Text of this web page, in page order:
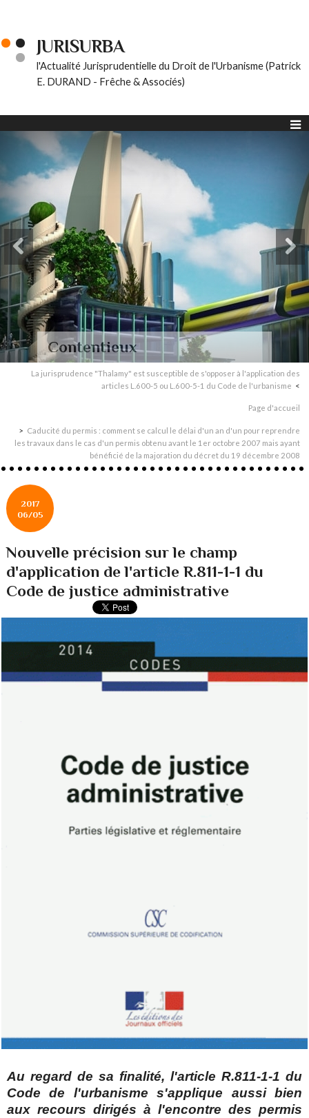
JURISURBA
l'Actualité Jurisprudentielle du Droit de l'Urbanisme (Patrick
E. DURAND - Frêche & Associés)
Contentieux
La jurisprudence "Thalamy" est susceptible de s'opposer à l'application des
articles L.600-5 ou L.600-5-1 du Code de l'urbanisme
Page d'accueil
Caducité du permis : comment se calcul le délai d'un an d'un pour reprendre
les travaux dans le cas d'un permis obtenu avant le 1er octobre 2007 mais ayant
bénéficié de la majoration du décret du 19 décembre 2008
2017
06/05
Nouvelle précision sur le champ
d'application de l'article R.811-1-1 du
Code de justice administrative
Au regard de sa finalité, l'article R.811-1-1 du
Code de l'urbanisme s'applique aussi bien
aux recours dirigés à l'encontre des permis